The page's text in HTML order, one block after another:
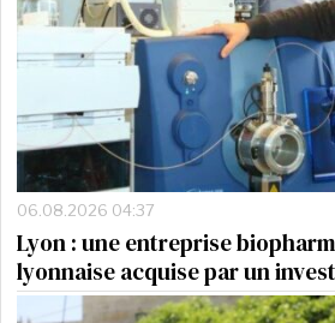
06.08.2026 04:37
Lyon : une entreprise
lyonnaise acquise par un